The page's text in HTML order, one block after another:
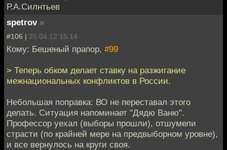
Р.А.Силнтьев
spetrov »
#106 | 25.04.12 15:14
Кому: Бешеный прапор, #99
> Теперь обком делает ставку на разжигание
межнациональных конфликтов в России.
Небольшая поправка: ВО не переставал этого
делать. Ситуация напоминает "Дядю Ваню".
Профессор уехал (выборы прошли), отшумели
страсти (по крайней мере на предвыборном уровне),
и все вернулось на круги своя.